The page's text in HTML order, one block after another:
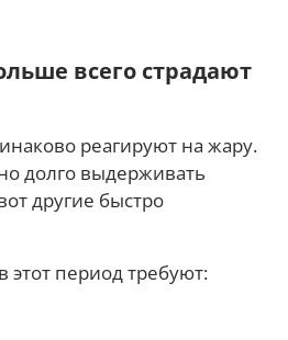
всего страдают
реагируют на жару.
долго выдерживать
другие быстро
этот период требуют: